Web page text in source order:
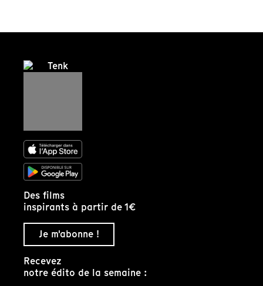
Des films
inspirants à partir de 1€
Je m'abonne !
Recevez
notre édito de la semaine :